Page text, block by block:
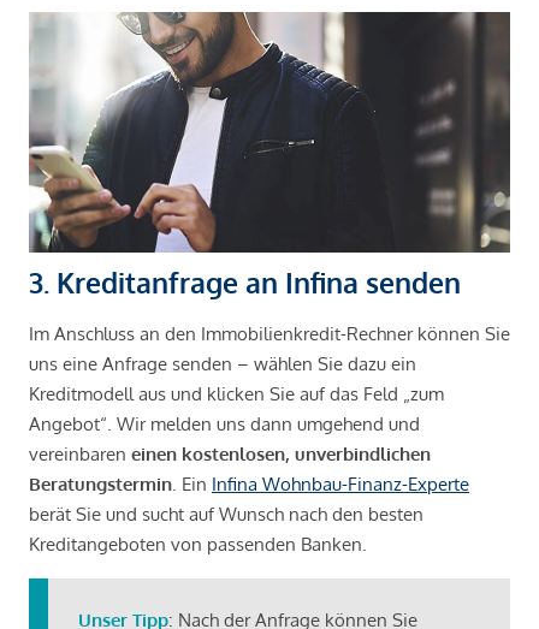
3. Kreditanfrage an Infina senden
Im Anschluss an den Immobilienkredit-Rechner können Sie
uns eine Anfrage senden – wählen Sie dazu ein
Kreditmodell aus und klicken Sie auf das Feld „zum
Angebot“. Wir melden uns dann umgehend und
vereinbaren einen kostenlosen, unverbindlichen
Beratungstermin . Ein Infina Wohnbau-Finanz-Experte
berät Sie und sucht auf Wunsch nach den besten
Kreditangeboten von passenden Banken.
Unser Tipp: Nach der Anfrage können Sie